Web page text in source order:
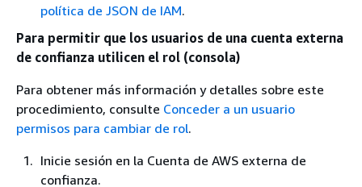
política de JSON de IAM.
Para permitir que los usuarios de una cuenta externa
de confianza utilicen el rol (consola)
Para obtener más información y detalles sobre este
procedimiento, consulte Conceder a un usuario
permisos para cambiar de rol.
Inicie sesión en la Cuenta de AWS externa de
confianza.